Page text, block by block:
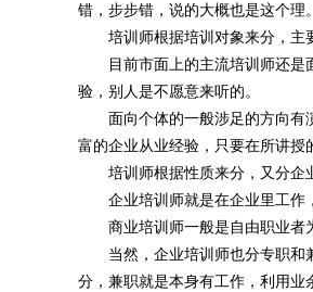
错，步步错，说的大概也是这个理。
培训师根据培训对象来分，主要
目前市面上的主流培训师还是面
验，别人是不愿意来听的。
面向个体的一般涉足的方向有演
富的企业从业经验，只要在所讲授
培训师根据性质来分，又分企业
企业培训师就是在企业里工作，
商业培训师一般是自由职业者
当然，企业培训师也分专职和
分，兼职就是本身有工作，利用业